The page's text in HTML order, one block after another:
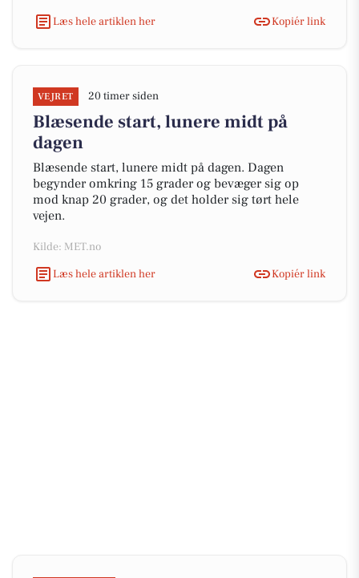
Læs hele artiklen her Kopiér link
VEJRET 20 timer siden
Blæsende start, lunere midt på
dagen
Blæsende start, lunere midt på dagen. Dagen
begynder omkring 15 grader og bevæger sig op
mod knap 20 grader, og det holder sig tørt hele
vejen.
Kilde: MET.no
Læs hele artiklen her
Kopiér link